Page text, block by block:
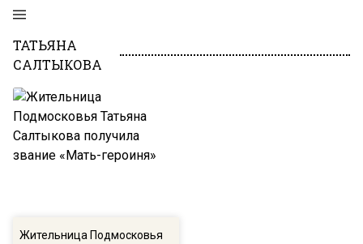
ТАТЬЯНА
САЛТЫКОВА
Жительница Подмосковья